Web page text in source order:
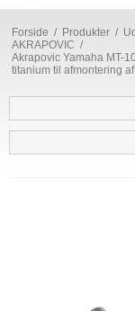
Forside / Produkter /
AKRAPOVIC /
Akrapovic Yamaha MT-
titanium til afmontering